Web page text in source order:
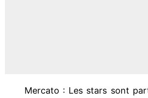
Mercato : Les stars sont